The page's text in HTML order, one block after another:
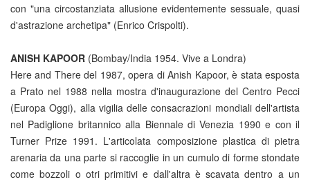
con "una circostanziata allusione evidentemente sessuale, quasi
d'astrazione archetipa" (Enrico Crispolti).
ANISH KAPOOR (Bombay/India 1954. Vive a Londra)
Here and There del 1987, opera di Anish Kapoor, è stata esposta
a Prato nel 1988 nella mostra d'inaugurazione del Centro Pecci
(Europa Oggi), alla vigilia delle consacrazioni mondiali dell'artista
nel Padiglione britannico alla Biennale di Venezia 1990 e con il
Turner Prize 1991. L'articolata composizione plastica di pietra
arenaria da una parte si raccoglie in un cumulo di forme stondate
come bozzoli o otri primitivi e dall'altra è scavata dentro a un